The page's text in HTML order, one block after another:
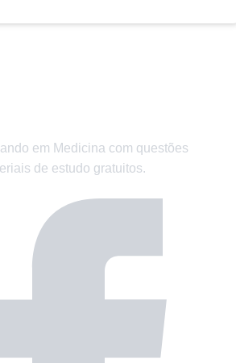
em Medicina com questões
de estudo gratuitos.